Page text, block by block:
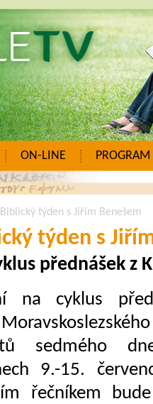
ON-LINE PROGRAM
Biblický týden s Jiřím Benešem
týden s
přednášek z
na cyklus
sedmého
9.-15.
řečníkem